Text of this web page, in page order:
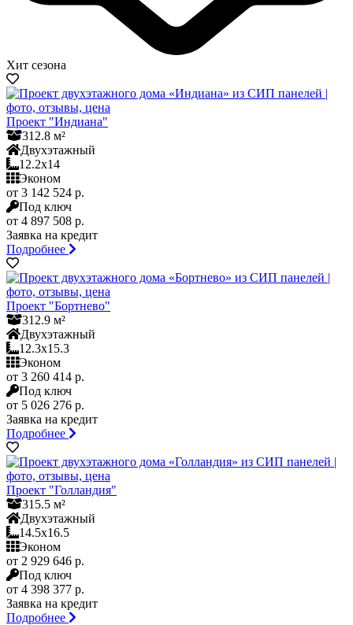
Хит сезона
Проект "Индиана"
312.8 м²
Двухэтажный
12.2x14
Эконом
от 3 142 524 р.
Под ключ
от 4 897 508 р.
Заявка на кредит
Подробнее
Проект "Бортнево"
312.9 м²
Двухэтажный
12.3x15.3
Эконом
от 3 260 414 р.
Под ключ
от 5 026 276 р.
Заявка на кредит
Подробнее
Проект "Голландия"
315.5 м²
Двухэтажный
14.5x16.5
Эконом
от 2 929 646 р.
Под ключ
от 4 398 377 р.
Заявка на кредит
Подробнее